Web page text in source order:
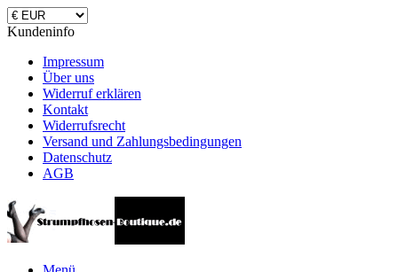
Kundeninfo
Impressum
Über uns
Widerruf erklären
Kontakt
Widerrufsrecht
Versand und Zahlungsbedingungen
Datenschutz
AGB